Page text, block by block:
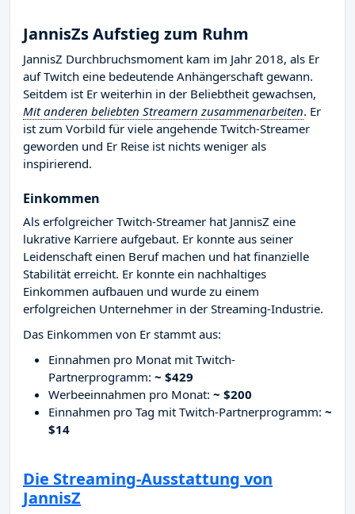
JannisZs Aufstieg zum Ruhm
JannisZ Durchbruchsmoment kam im Jahr 2018, als Er
auf Twitch eine bedeutende Anhängerschaft gewann.
Seitdem ist Er weiterhin in der Beliebtheit gewachsen,
Mit anderen beliebten Streamern zusammenarbeiten. Er
ist zum Vorbild für viele angehende Twitch-Streamer
geworden und Er Reise ist nichts weniger als
inspirierend.
Einkommen
Als erfolgreicher Twitch-Streamer hat JannisZ eine
lukrative Karriere aufgebaut. Er konnte aus seiner
Leidenschaft einen Beruf machen und hat finanzielle
Stabilität erreicht. Er konnte ein nachhaltiges
Einkommen aufbauen und wurde zu einem
erfolgreichen Unternehmer in der Streaming-Industrie.
Das Einkommen von Er stammt aus:
Einnahmen pro Monat mit Twitch-
Partnerprogramm: ~ $429
Werbeeinnahmen pro Monat: ~ $200
Einnahmen pro Tag mit Twitch-Partnerprogramm: ~
$14
Die Streaming-Ausstattung von
JannisZ